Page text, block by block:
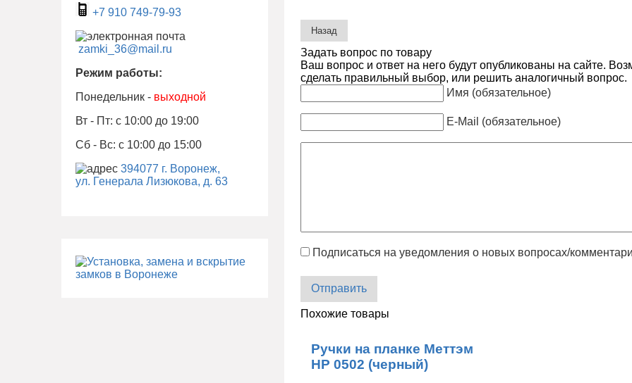
+7 910 749-79-93
zamki_36@mail.ru
Режим работы:
Понедельник - выходной
Вт - Пт: с 10:00 до 19:00
Сб - Вс: с 10:00 до 15:00
394077 г. Воронеж,
ул. Генерала Лизюкова, д. 63
Задать вопрос по товару
Ваш вопрос и ответ на него будут опубликованы на сайте.
сделать правильный выбор, или решить аналогичный вопрос.
Имя (обязательное)
E-Mail (обязательное)
Подписаться на уведомления о новых вопросах/
Отправить
Похожие товары
Ручки на планке Меттэм
НР 0502 (черный)